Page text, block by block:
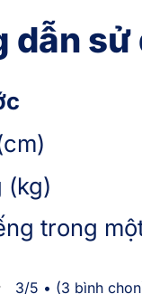
dẫn sử
(kg)
trong
3/5 • (3 bình